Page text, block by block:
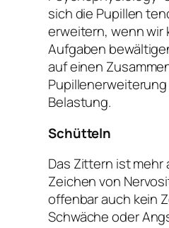
sich die Pupillen
erweitern, wenn wir
Aufgaben
auf einen
Belastung.
Schütteln
Das Zittern ist mehr
Zeichen von
offenbar auch kein
Schwäche oder